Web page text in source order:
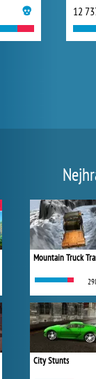
12
Mountain Truck
City Stunts